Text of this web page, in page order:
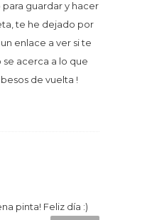
guardar y hacer
te he dejado por
enlace a ver si te
se acerca a lo que
besos de vuelta !
pinta! Feliz día :)